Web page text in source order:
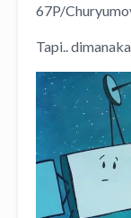
67P/
Tapi..